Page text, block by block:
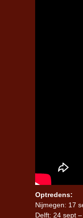
Optredens:
Nijmegen: 17
Delft: 24 sept